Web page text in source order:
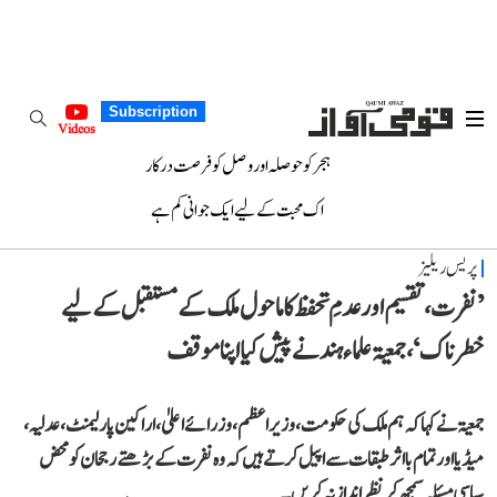
Subscription
Videos
ہجر کو حوصلہ اور وصل کو فرصت درکار
اک محبت کے لیے ایک جوانی کم ہے
پریس ریلیز
’نفرت، تقسیم اور عدمِ تحفظ کا ماحول ملک کے مستقبل کے لیے
خطرناک‘، جمعیۃ علماء ہند نے پیش کیا اپنا موقف
جمعیۃ نے کہا کہ ہم ملک کی حکومت، وزیر اعظم، وزرائے اعلیٰ، اراکین پارلیمنٹ، عدلیہ،
میڈیا اور تمام بااثر طبقات سے اپیل کرتے ہیں کہ وہ نفرت کے بڑھتے رجحان کو محض